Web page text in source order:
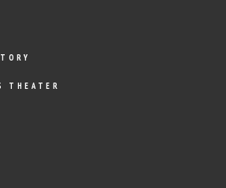
THEATER